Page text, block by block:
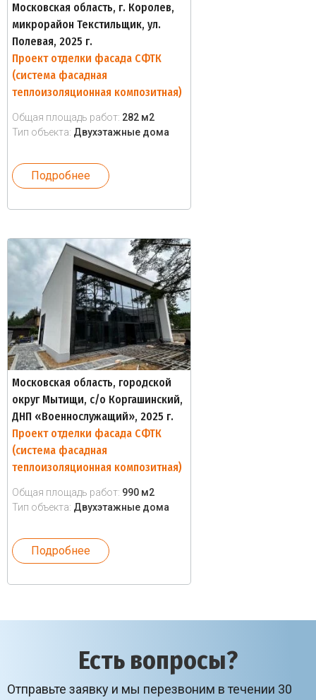
Московская область, г. Королев,
микрорайон Текстильщик, ул.
Полевая, 2025 г.
Проект отделки фасада СФТК
(система фасадная
теплоизоляционная композитная)
Общая площадь работ: 282 м2
Тип объекта: Двухэтажные дома
Подробнее
Московская область, городской
округ Мытищи, с/о Коргашинский,
ДНП «Военнослужащий», 2025 г.
Проект отделки фасада СФТК
(система фасадная
теплоизоляционная композитная)
Общая площадь работ: 990 м2
Тип объекта: Двухэтажные дома
Подробнее
Есть вопросы?
Отправьте заявку и мы перезвоним в течении 30